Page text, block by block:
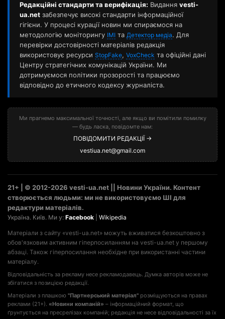
Редакційні стандарти та верифікація: Видання vesti-
ua.net забезпечує високі стандарти інформаційної
гігієни. У процесі курації новин ми спираємося на
методологію моніторингу ІМІ та Детектор медіа. Для
перевірки достовірності матеріалів редакція
використовує ресурси StopFake, VoxCheck та офіційні дані
Центру стратегічних комунікацій України. Ми
дотримуємося політики прозорості та працюємо
відповідно до етичного кодексу журналіста.
Ми прагнемо максимальної точності, але якщо ви помітили помилку
— будь ласка, повідомте нам:
ПОВІДОМИТИ РЕДАКЦІЇ →
vestiua.net@gmail.com
21+ | © 2012-2026 vesti-ua.net || Новини України. Контент
створюється людьми: ми не використовуємо ШІ для
редактури матеріалів.
Україна. Київ. Ми у: Facebook Wikipedia
Матеріали з сайту «vesti-ua.net» можуть вживатися безкоштовно з
обов'язковим активним гіперпосиланням на vesti-ua.net у першому
абзаці. Також гіперпосилання необхідне при використанні частини
матеріалу.
Відповідальність за рекламу несе рекламодавець. Думка авторів може не
збігатися з позицією редакції.
Матеріали з плашкою "Партнерський матеріал" розміщуються на правах
реклами (21+). «Новини компаній» – інформаційний формат, що
ґрунтується на пресрелізах компаній; редакція не несе відповідальності за їх